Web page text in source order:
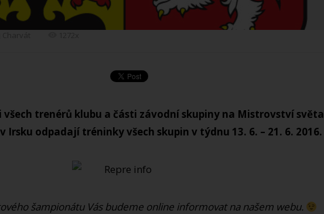
všech trenérů klubu a části závodní skupiny na Mistrovství světa
Irsku odpadají tréninky všech skupin v týdnu 13. 6. – 21. 6. 2016.
šampionátu Vás budeme online informovat na našem webu.